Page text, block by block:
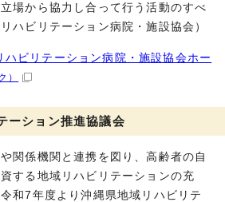
場から協力し合って行う活動のすべ
ハビリテーション病院・施設協会）
ハビリテーション病院・施設協会ホー
）
ーション推進協議会
関係機関と連携を図り、高齢者の自
する地域リハビリテーションの充
和7年度より沖縄県地域リハビリテ